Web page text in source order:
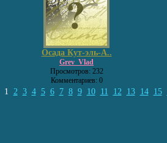
Осада Кут-эль-А..
Grev_Vlad
Просмотров: 232
Комментариев: 0
1 2 3 4 5 6 7 8 9 10 11 12 13 14 15